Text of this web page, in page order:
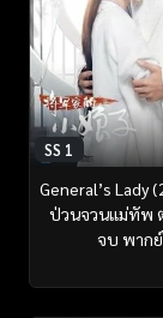
SS 1
General’s Lady
ป่วนจวนแม่ทัพ
จบ พาก